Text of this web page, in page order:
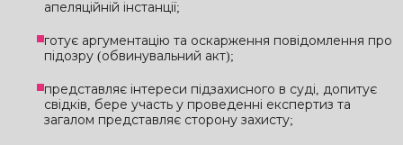
апеляційній інстанції;
готує аргументацію та оскарження повідомлення про
підозру (обвинувальний акт);
представляє інтереси підзахисного в суді, допитує
свідків, бере участь у проведенні експертиз та
загалом представляє сторону захисту;